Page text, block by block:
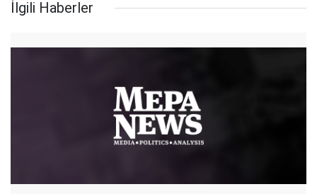
İlgili Haberler